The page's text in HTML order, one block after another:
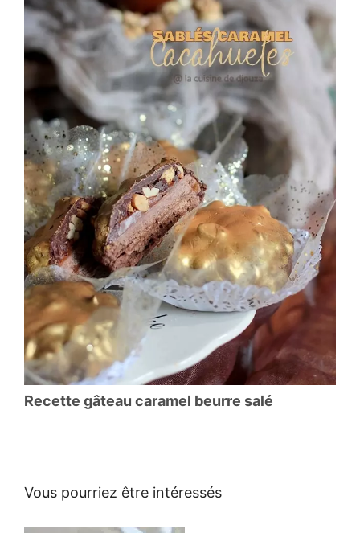
Recette gâteau caramel beurre salé
Vous pourriez être intéressés